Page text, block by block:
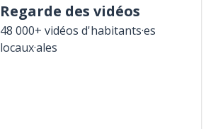
Regarde des vidéos
48 000+ vidéos d'habitants·es
locaux·ales